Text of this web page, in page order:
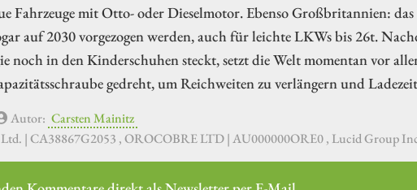
Fahrzeuge mit Otto- oder Dieselmotor. Ebenso Großbritannien: das
auf 2030 vorgezogen werden, auch für leichte LKWs bis 26t.
noch in den Kinderschuhen steckt, setzt die Welt momentan vor
gedreht, um Reichweiten zu verlängern und
Autor: Carsten Mainitz
| CA38867G2053 , OROCOBRE LTD | AU000000ORE0 , Lucid Group